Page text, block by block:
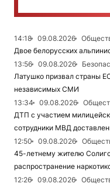
14:18 09.08.2026
Двое белорусских
13:56
09.08.2026
Латушко призвал страны
независимых СМИ
13:34
09.08.2026
ДТП с участием
сотрудники МВД
12:50
09.08.2026
45-летнему жителю
распространение
12:26
09.08.2026